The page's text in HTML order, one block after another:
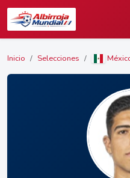
Inicio Selecciones